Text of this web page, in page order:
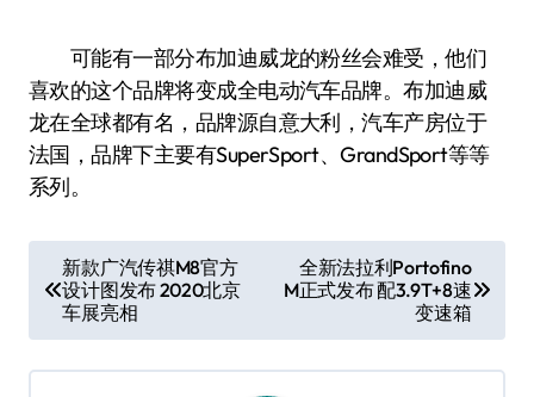
可能有一部分布加迪威龙的粉丝会难受，他们
喜欢的这个品牌将变成全电动汽车品牌。布加迪威
龙在全球都有名，品牌源自意大利，汽车产房位于
法国，品牌下主要有SuperSport、GrandSport等等
系列。
章
导
航
新款广汽传祺M8官方
设计图发布 2020北京
车展亮相
全新法拉利Portofino
M正式发布 配3.9T+8速
变速箱